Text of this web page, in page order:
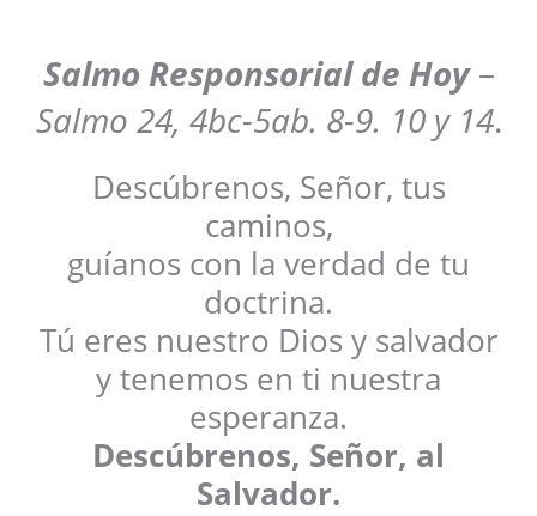
Salmo Responsorial de Hoy –
Salmo 24, 4bc-5ab. 8-9. 10 y 14.
Descúbrenos, Señor, tus
caminos,
guíanos con la verdad de tu
doctrina.
Tú eres nuestro Dios y salvador
y tenemos en ti nuestra
esperanza.
Descúbrenos, Señor, al
Salvador.